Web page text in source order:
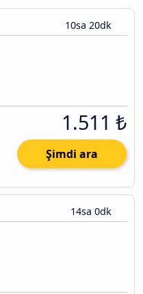
10sa 20dk
1.511 ₺
Şimdi ara
14sa 0dk